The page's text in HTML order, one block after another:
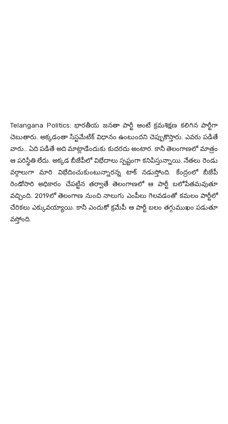
Telangana Politics: భారతీయ జనతా పార్టీ అంటే క్రమశిక్షణ కలిగిన పార్టీగా
చెబుతారు. అక్కడంతా సిస్టమేటిక్ విధానం ఉంటుందని చెప్పుకొస్తారు. ఎవరు పడితే
వారు.. ఏది పడితే అది మాట్లాడేందుకు కుదరదు అంటార. కానీ తెలంగాణలో మాత్రం
ఆ పరిస్థితి లేదు. అక్కడ బీజేపీలో విభేదాలు స్పష్టంగా కనిపిస్తున్నాయి. నేతలు రెండు
వర్గాలుగా మారి విభేదించుకుంటున్నారన్న టాక్ నడుస్తోంది. కేంద్రంలో బీజేపీ
రెండోసారి అధికారం చేపట్టిన తర్వాతే తెలంగాణలో ఆ పార్టీ బలోపేతమవుతూ
వచ్చింది. 2019లో తెలంగాణ నుంచి నాలుగు ఎంపీలు గెలవడంతో కమలం పార్టీలో
చేరికలు ఎక్కువయ్యాయి. కానీ ఎందుకో క్రమేపీ ఆ పార్టీ బలం తగ్గుముఖం పడుతూ
వస్తోంది.